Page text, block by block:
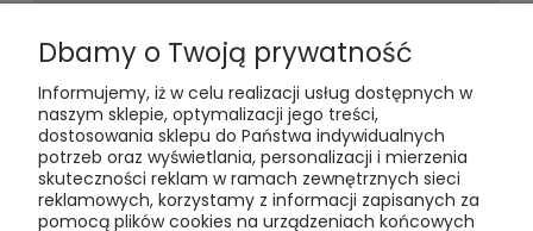
Newsletter
Podaj swój adres e-mail, jeżeli chcesz
otrzymywać informacje o
nowościach i promocjach.
Dbamy o Twoją prywatność
Informujemy, iż w celu realizacji usług dostępnych w
naszym sklepie, optymalizacji jego treści,
dostosowania sklepu do Państwa indywidualnych
potrzeb oraz wyświetlania, personalizacji i mierzenia
skuteczności reklam w ramach zewnętrznych sieci
reklamowych, korzystamy z informacji zapisanych za
pomocą plików cookies na urządzeniach końcowych